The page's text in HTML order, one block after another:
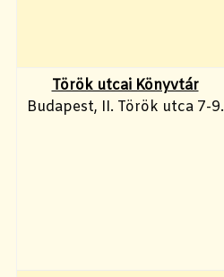
Török utcai Könyvtár
Budapest, II. Török utca 7-9.